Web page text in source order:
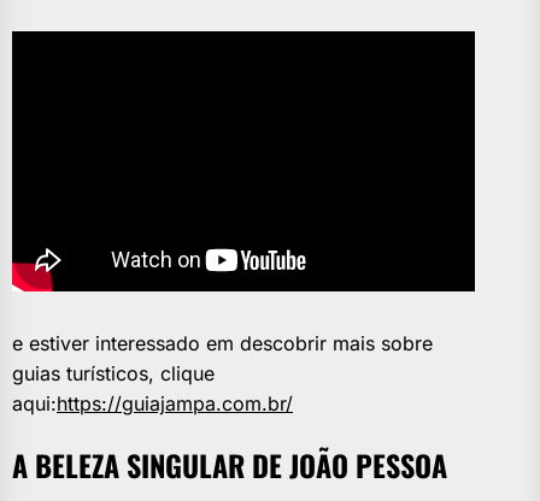
e estiver interessado em descobrir mais sobre
guias turísticos, clique
aqui:https://guiajampa.com.br/
A BELEZA SINGULAR DE JOÃO PESSOA